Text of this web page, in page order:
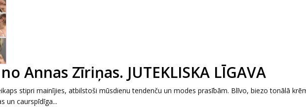
Annas Zīriņas. JUTEKLISKA LĪGAVA
stipri mainījies, atbilstoši mūsdienu tendenču un modes prasībām. Blīvo, biezo tonālā
un caurspīdīga...